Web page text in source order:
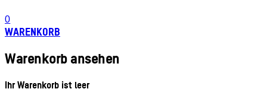
0
WARENKORB
Warenkorb ansehen
Ihr Warenkorb ist leer